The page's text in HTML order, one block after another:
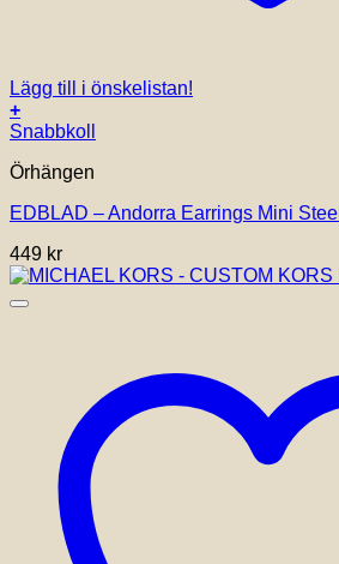
Lägg till i önskelistan!
+
Snabbkoll
Örhängen
EDBLAD – Andorra Earrings Mini Steel
449 kr